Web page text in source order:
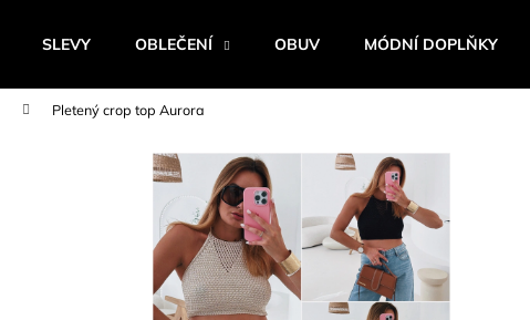
SLEVY OBLEČENÍ OBUV MÓDNÍ DOPLŇKY
Pletený crop top Aurora
Co potřebujete najít?
HLEDAT
Doporučujeme